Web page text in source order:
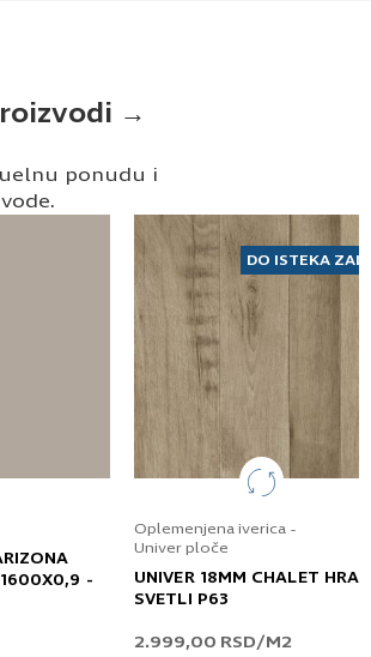
→
ponudu i
-
DO ISTEKA
Oplemenjena iverica -
Univer ploče
UNIVER 18MM CHALET
SVETLI P63
2.999,00 RSD/M2